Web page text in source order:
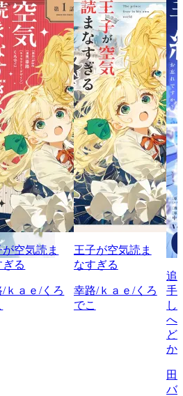
空気読ま
ぎる
/ｋａｅ/くろ
王子が空気読ま
なすぎる
幸路/ｋａｅ/くろ
でこ
追
手
し
へ
ど
か
田
バ